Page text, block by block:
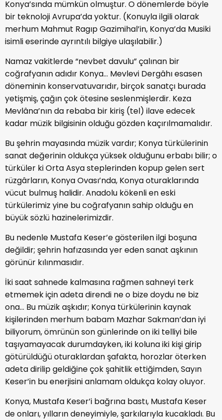
Konya’sında mümkün olmuştur. O dönemlerde böyle
bir teknoloji Avrupa’da yoktur. (Konuyla ilgili olarak
merhum Mahmut Ragıp Gazimihal’in, Konya’da Musiki
isimli eserinde ayrıntılı bilgiye ulaşılabilir.)
Namaz vakitlerde “nevbet davulu” çalınan bir
coğrafyanın adıdır Konya… Mevlevi Dergâhı esasen
döneminin konservatuvarıdır, birçok sanatçı burada
yetişmiş, çağın çok ötesine seslenmişlerdir. Keza
Mevlâna’nın da rebaba bir kiriş (tel) ilave edecek
kadar müzik bilgisinin olduğu gözden kaçırılmamalıdır.
Bu şehrin mayasında müzik vardır; Konya türkülerinin
sanat değerinin oldukça yüksek olduğunu erbabı bilir; o
türküler ki Orta Asya steplerinden kopup gelen sert
rüzgârların, Konya Ovası’nda, Konya oturaklarında
vücut bulmuş halidir. Anadolu kökenli en eski
türkülerimiz yine bu coğrafyanın sahip olduğu en
büyük sözlü hazinelerimizdir.
Bu nedenle Mustafa Keser’e gösterilen ilgi boşuna
değildir; şehrin hafızasında yer eden sanat aşkının
görünür kılınmasıdır.
İki saat sahnede kalmasına rağmen sahneyi terk
etmemek için adeta direndi ne o bize doydu ne biz
ona… Bu müzik aşkıdır; Konya türkülerinin kaynak
kişilerinden merhum babam Mazhar Sakman’dan iyi
biliyorum, ömrünün son günlerinde on iki telliyi bile
taşıyamayacak durumdayken, iki koluna iki kişi girip
götürüldüğü oturaklardan şafakta, horozlar öterken
adeta dirilip geldiğine çok şahitlik ettiğimden, Sayın
Keser’in bu enerjisini anlamam oldukça kolay oluyor.
Konya, Mustafa Keser’i bağrına bastı, Mustafa Keser
de onları, yılların deneyimiyle, şarkılarıyla kucakladı. Bu